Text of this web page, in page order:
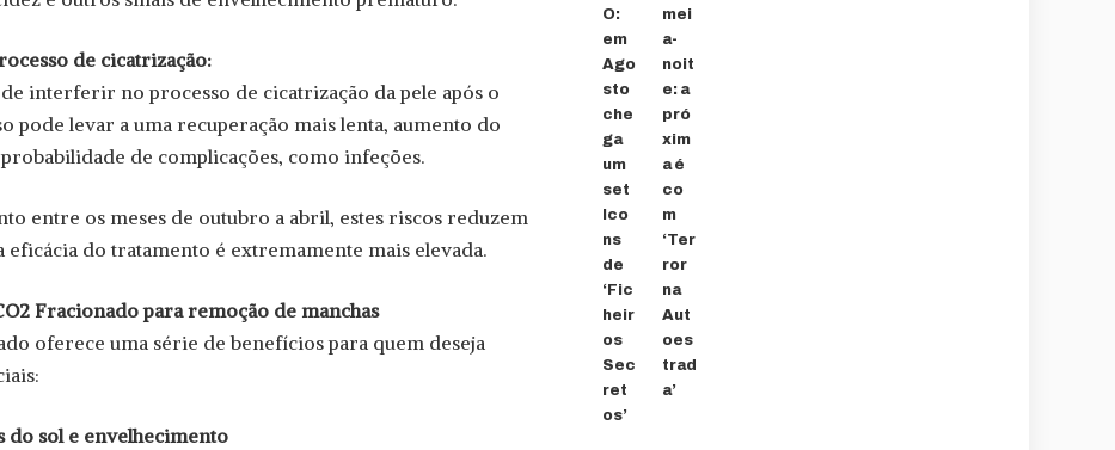
de cicatrização:
interferir no processo de cicatrização da pele após o
pode levar a uma recuperação mais lenta, aumento do
de complicações, como infeções.
entre os meses de outubro a abril, estes riscos reduzem
eficácia do tratamento é extremamente mais elevada.
Fracionado para remoção de manchas
oferece uma série de benefícios para quem deseja
do sol e envelhecimento
O:
em
Ago
sto
che
ga
um
set
Ico
ns
de
‘Fic
heir
os
Sec
ret
os’
mei
a-
noit
e: a
pró
xim
a é
co
m
‘Ter
ror
na
Aut
oes
trad
a’